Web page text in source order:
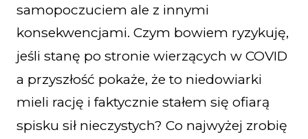
samopoczuciem ale z innymi
konsekwencjami. Czym bowiem ryzykuję,
jeśli stanę po stronie wierzących w COVID
a przyszłość pokaże, że to niedowiarki
mieli rację i faktycznie stałem się ofiarą
spisku sił nieczystych? Co najwyżej zrobię